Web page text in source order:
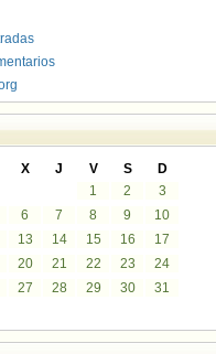
X J V S
D
1
2
3
6 7 8 9
10
13 14 15 16
17
20 21 22 23
24
27 28 29 30 31